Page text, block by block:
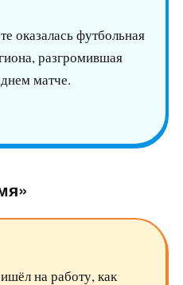
оказалась футбольная
разгромившая
матче.
на работу, как